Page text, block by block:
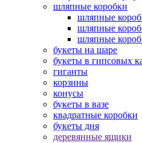
шляпные коробки
шляпные
шляпные
шляпные
букеты на шаре
букеты в гипсовых
гиганты
корзины
конусы
букеты в вазе
квадратные коробки
букеты дня
деревянные ящики